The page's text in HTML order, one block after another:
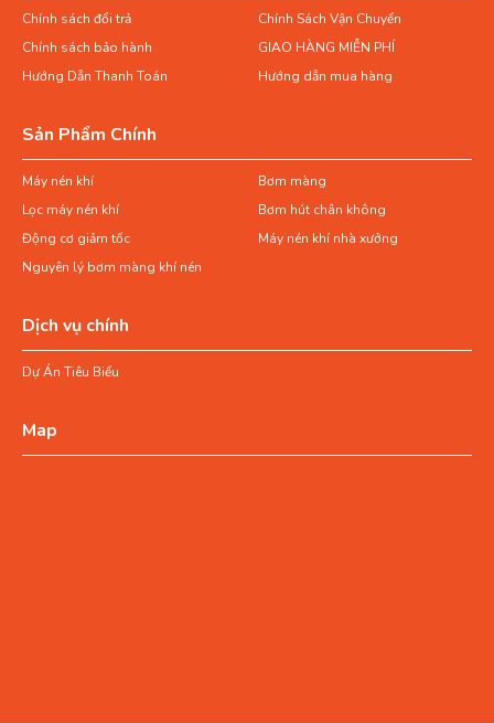
Chính sách đổi trả
Chính Sách Vận Chuyển
Chính sách bảo hành
GIAO HÀNG MIỄN PHÍ
Hướng Dẫn Thanh Toán
Hướng dẫn mua hàng
Sản Phẩm Chính
Máy nén khí
Bơm màng
Lọc máy nén khí
Bơm hút chân không
Động cơ giảm tốc
Máy nén khí nhà xưởng
Nguyên lý bơm màng khí nén
Dịch vụ chính
Dự Án Tiêu Biểu
Map